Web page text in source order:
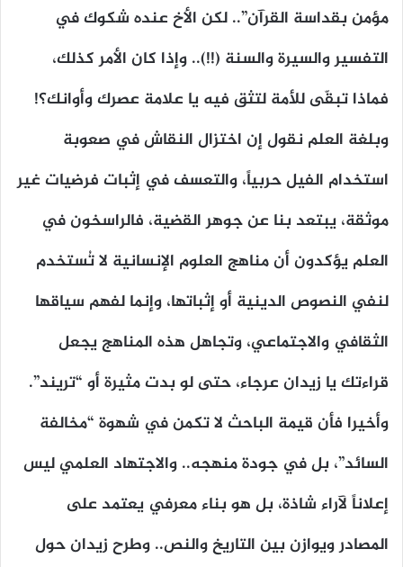
مؤمن بقداسة القرآن”.. لكن الأخ عنده شكوك في
التفسير والسيرة والسنة (!!).. وإذا كان الأمر كذلك،
فماذا تبقّى للأمة لتثق فيه يا علامة عصرك وأوانك؟!
وبلغة العلم نقول إن اختزال النقاش في صعوبة
استخدام الفيل حربياً، والتعسف في إثبات فرضيات غير
موثقة، يبتعد بنا عن جوهر القضية، فالراسخون في
العلم يؤكدون أن مناهج العلوم الإنسانية لا تُستخدم
لنفي النصوص الدينية أو إثباتها، وإنما لفهم سياقها
الثقافي والاجتماعي، وتجاهل هذه المناهج يجعل
قراءتك يا زيدان عرجاء، حتى لو بدت مثيرة أو “تريند”.
وأخيرا فأن قيمة الباحث لا تكمن في شهوة “مخالفة
السائد”، بل في جودة منهجه.. والاجتهاد العلمي ليس
إعلاناً لآراء شاذة، بل هو بناء معرفي يعتمد على
المصادر ويوازن بين التاريخ والنص.. وطرح زيدان حول